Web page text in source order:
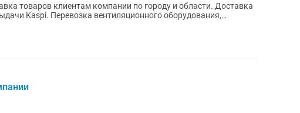
оборудования,